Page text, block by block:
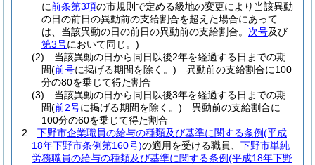
に前条第3項の市規則で定める級地の変更により当該異動
の日の前日の異動前の支給割合を超えた場合にあって
は、当該異動の日の前日の異動前の支給割合。 次号及び
第3号において同じ。)
(2)
当該異動の日から同日以後2年を経過する日までの期
間(前号に掲げる期間を除く。) 異動前の支給割合に100
分の80を乗じて得た割合
(3)
当該異動の日から同日以後3年を経過する日までの期
間(前2号に掲げる期間を除く。) 異動前の支給割合に
100分の60を乗じて得た割合
2
下野市企業職員の給与の種類及び基準に関する条例(平成
18年下野市条例第160号)の適用を受ける職員、 下野市単純
労務職員の給与の種類及び基準に関する条例(平成18年下野